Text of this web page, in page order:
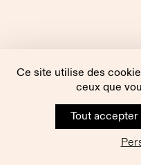
Ce site utilise des
ceux que
Tout accepter